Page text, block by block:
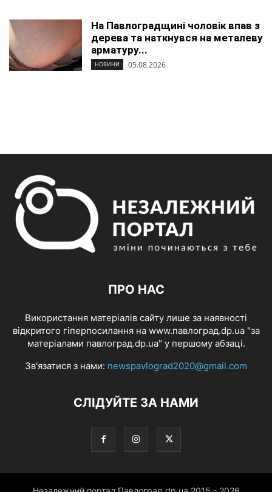
На Павлоградщині чоловік впав з
дерева та наткнувся на металеву
арматуру...
НОВИНИ 05.08.2026
ПРО НАС
Використання матеріалів сайту лише за наявності
відкритого гіперпосилання на www.павлоград.dp.ua "за
матеріалами павлоград.dp.ua" у першому абзаці.
Зв'язатися з нами: newspavlograd2020@gmail.com
СЛІДУЙТЕ ЗА НАМИ